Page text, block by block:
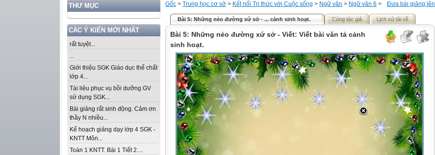
THƯ MỤC
CÁC Ý KIẾN MỚI NHẤT
rất tuyệt...
...
Giới thiệu SGK Giáo dục thể chất
lớp 4...
Tài liệu phục vụ bồi dưỡng GV
sử dụng SGK...
Bài giảng rất sinh động. Cảm ơn
thầy N nhiều...
Kế hoạch giảng dạy lớp 4 SGK -
KNTT Môn...
Toán 1 KNTT. Bài 1 Tiết 2....
Đưa bài giảng lên
Gốc > Trung học cơ sở > Kết nối Tri thức với Cuộc sống > Ngữ văn > Ngữ văn 6 >
Bài 5: Những nẻo đường xứ sở - ... cảnh sinh hoạt. Cùng tác giả Lịch sử tải về
Bài 5: Những nẻo đường xứ sở - Viết: Viết bài văn tả cảnh
sinh hoạt.